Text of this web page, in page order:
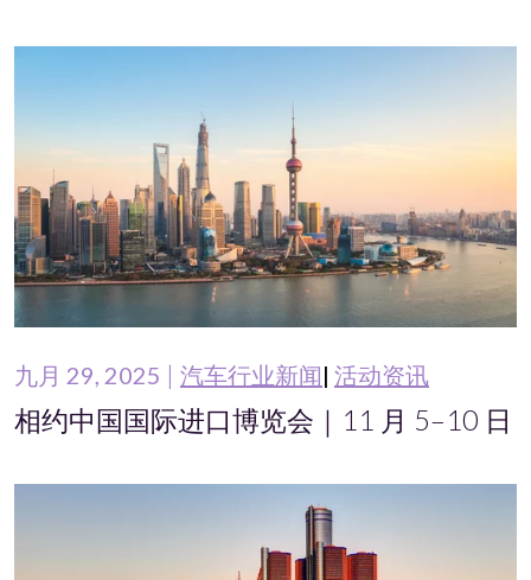
九月 29, 2025 汽车行业新闻 活动资讯
相约中国国际进口博览会｜11 月 5–10 日